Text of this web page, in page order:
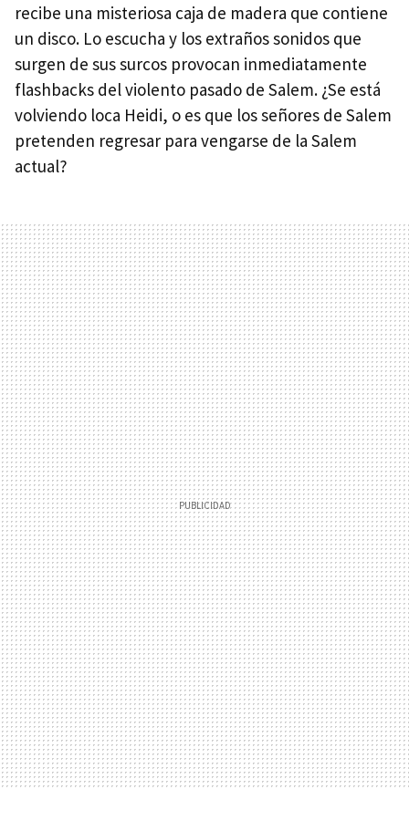
recibe una misteriosa caja de madera que contiene
un disco. Lo escucha y los extraños sonidos que
surgen de sus surcos provocan inmediatamente
flashbacks del violento pasado de Salem. ¿Se está
volviendo loca Heidi, o es que los señores de Salem
pretenden regresar para vengarse de la Salem
actual?